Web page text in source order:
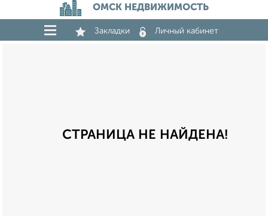
ОМСК НЕДВИЖИМОСТЬ
Закладки Личный кабинет
СТРАНИЦА НЕ НАЙДЕНА!